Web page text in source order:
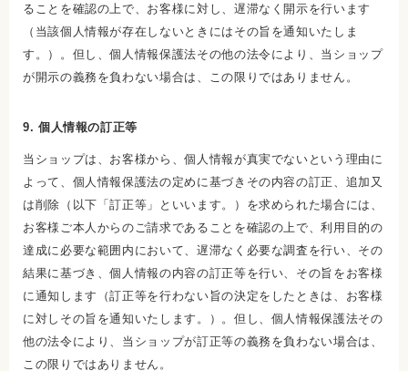
ることを確認の上で、お客様に対し、遅滞なく開示を行います
（当該個人情報が存在しないときにはその旨を通知いたしま
す。）。但し、個人情報保護法その他の法令により、当ショップ
が開示の義務を負わない場合は、この限りではありません。
9. 個人情報の訂正等
当ショップは、お客様から、個人情報が真実でないという理由に
よって、個人情報保護法の定めに基づきその内容の訂正、追加又
は削除（以下「訂正等」といいます。）を求められた場合には、
お客様ご本人からのご請求であることを確認の上で、利用目的の
達成に必要な範囲内において、遅滞なく必要な調査を行い、その
結果に基づき、個人情報の内容の訂正等を行い、その旨をお客様
に通知します（訂正等を行わない旨の決定をしたときは、お客様
に対しその旨を通知いたします。）。但し、個人情報保護法その
他の法令により、当ショップが訂正等の義務を負わない場合は、
この限りではありません。